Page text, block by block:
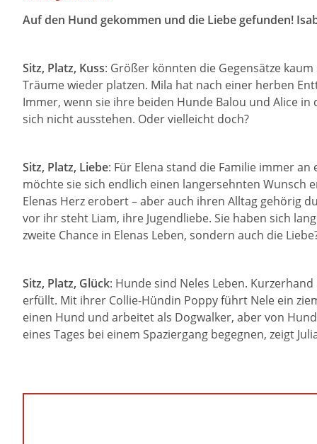
Auf den Hund gekommen und die Liebe gefunden!
Sitz, Platz, Kuss: Größer könnten die Gegensätze
Träume wieder platzen. Mila hat nach einer herben
Immer, wenn sie ihre beiden Hunde Balou und Alice
sich nicht ausstehen. Oder vielleicht doch?
Sitz, Platz, Liebe: Für Elena stand die Familie immer
möchte sie sich endlich einen langersehnten
Elenas Herz erobert – aber auch ihren Alltag gehörig
vor ihr steht Liam, ihre Jugendliebe. Sie haben sich
zweite Chance in Elenas Leben, sondern auch die
Sitz, Platz, Glück: Hunde sind Neles Leben.
erfüllt. Mit ihrer Collie-Hündin Poppy führt Nele ein
einen Hund und arbeitet als Dogwalker, aber von
eines Tages bei einem Spaziergang begegnen, zeigt